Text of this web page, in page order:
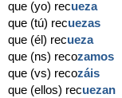
que (yo) recueza
que (tú) recuezas
que (él) recueza
que (ns) recozamos
que (vs) recozáis
que (ellos) recuezan